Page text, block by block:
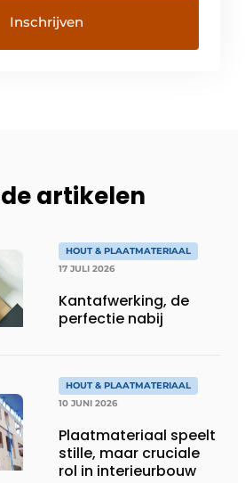
artikelen
HOUT & PLAATMATERIAAL
17 JULI 2026
Kantafwerking, de
perfectie nabij
HOUT & PLAATMATERIAAL
10 JUNI 2026
Plaatmateriaal speelt
stille, maar cruciale
rol in interieurbouw